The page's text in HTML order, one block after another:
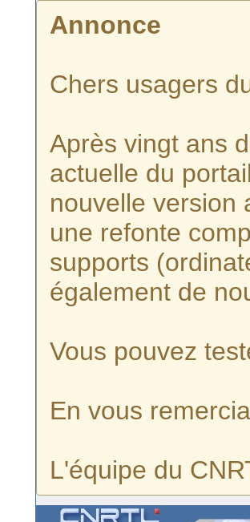
Annonce
Chers usagers
Après vingt ans
actuelle du
nouvelle version
une refonte
supports
également de
Vous pouvez
En vous
L'équipe du